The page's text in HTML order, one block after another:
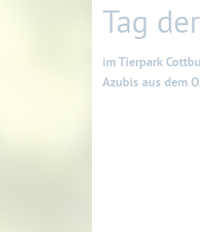
Tag
im Tierpark
Azubis aus dem